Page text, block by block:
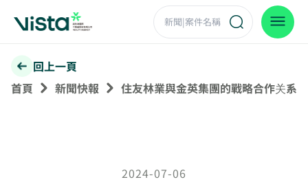
回上一頁
首頁
新聞快報 住友林業與金英集團的戰略合作关系
2024-07-06